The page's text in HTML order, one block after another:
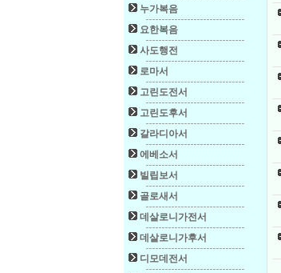
누가복음
요한복음
사도행전
로마서
고린도전서
고린도후서
갈라디아서
에베소서
빌립보서
골로새서
데살로니가전서
데살로니가후서
디모데전서